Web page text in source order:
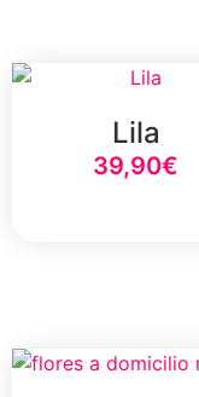
Lila
39,90€